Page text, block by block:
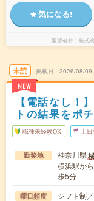
気になる!
派遣会社 株式
未読
NEW
掲載日 2026/08/09
【電話なし！
トの結果をポ
職種未経験OK 土
勤務地 神奈川県
横浜駅か
歩5分
曜日頻度 シフト制